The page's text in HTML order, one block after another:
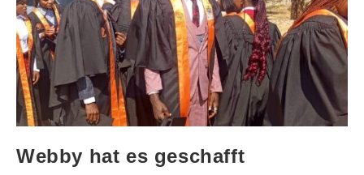
Webby hat es geschafft